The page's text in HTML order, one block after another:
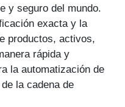
y seguro del mundo.
exacta y la
productos, activos,
rápida y
la automatización de
la cadena de